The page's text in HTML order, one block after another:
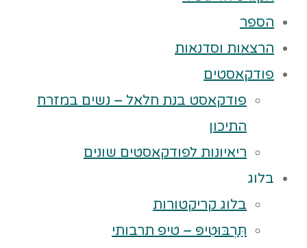
הספר
הרצאות וסדנאות
פודקאסטים
פודקאסט בנת חלאל – נשים במזרח
התיכון
ריאיונות לפודקאסטים שונים
בלוג
בלוג קריקטורות
תַּרְבּוּטִיפּ – טיפ תרבותי